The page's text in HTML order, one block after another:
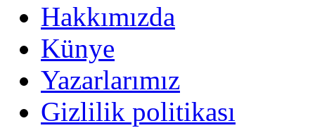
Künye
Yazarlarımız
Gizlilik politikası
Hakkımızda
Künye
Yazarlarımız
Gizlilik politikası